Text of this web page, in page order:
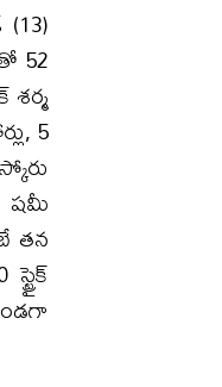
52
శర్మ
5
షమీ
తన